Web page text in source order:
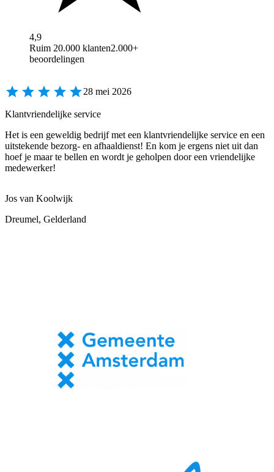
4,9
Ruim 20.000 klanten2.000+
beoordelingen
28 mei 2026
Klantvriendelijke service
Het is een geweldig bedrijf met een klantvriendelijke service en een
uitstekende bezorg- en afhaaldienst! En kom je ergens niet uit dan
hoef je maar te bellen en wordt je geholpen door een vriendelijke
medewerker!
Jos van Koolwijk
Dreumel, Gelderland